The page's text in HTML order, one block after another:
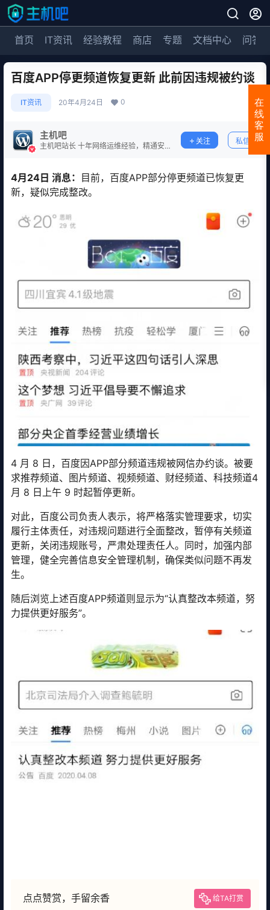
首页 IT资讯 经验教程 商店 专题 文档中心 问答
百度APP停更频道恢复更新 此前因违规被约谈
IT资讯 20年4月24日 0
主机吧
主机吧站长 十年网络运维经验，精通安
关注 私信
4月24日 消息：
目前，百度APP部分停更频道已恢复更
新，疑似完成整改。
4 月 8 日，百度因APP部分频道违规被网信办约谈。被要
求推荐频道、图片频道、视频频道、财经频道、科技频道4
月 8 日上午 9 时起暂停更新。
对此，百度公司负责人表示，将严格落实管理要求，切实
履行主体责任，对违规问题进行全面整改，暂停有关频道
更新，关闭违规账号，严肃处理责任人。同时，加强内部
管理，健全完善信息安全管理机制，确保类似问题不再发
生。
随后浏览上述百度APP频道则显示为“认真整改本频道，努
力提供更好服务”。
点点赞赏，手留余香 给TA打赏
在
线
客
服